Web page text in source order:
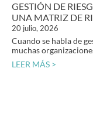
GESTIÓN DE
UNA MATRIZ DE
20 julio, 2026
Cuando se habla de
muchas
LEER MÁS >